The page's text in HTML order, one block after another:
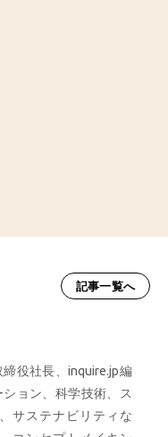
記事一覧へ
役社長、inquire.jp編
ョン、科学技術、ス
サステナビリティな